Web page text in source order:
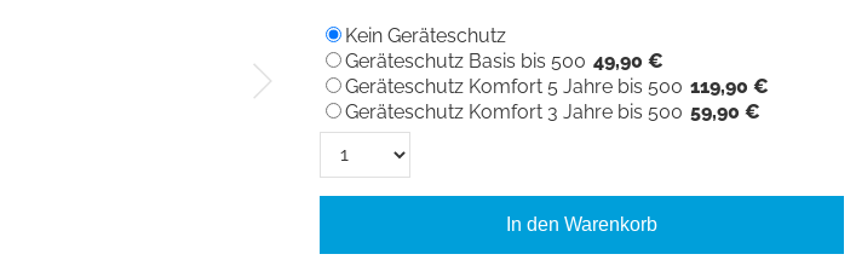
Kein Geräteschutz
Geräteschutz Basis bis 500 49,90 €
Geräteschutz Komfort 5 Jahre bis 500 119,90 €
Geräteschutz Komfort 3 Jahre bis 500 59,90 €
In den Warenkorb